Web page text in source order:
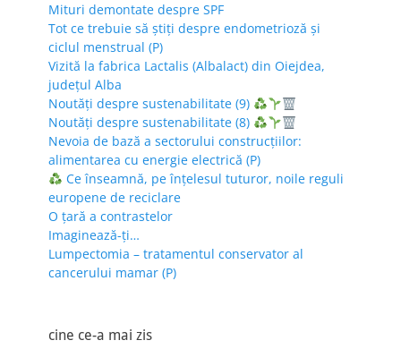
Mituri demontate despre SPF
Tot ce trebuie să știți despre endometrioză și
ciclul menstrual (P)
Vizită la fabrica Lactalis (Albalact) din Oiejdea,
județul Alba
Noutăți despre sustenabilitate (9)
Noutăți despre sustenabilitate (8)
Nevoia de bază a sectorului construcțiilor:
alimentarea cu energie electrică (P)
Ce înseamnă, pe înțelesul tuturor, noile reguli
europene de reciclare
O țară a contrastelor
Imaginează-ți…
Lumpectomia – tratamentul conservator al
cancerului mamar (P)
cine ce-a mai zis